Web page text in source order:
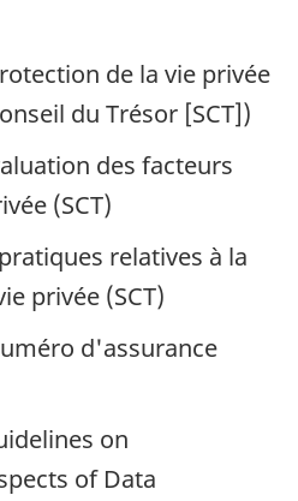
de la vie privée
du Trésor [SCT])
des facteurs
(SCT)
relatives à la
privée (SCT)
d'assurance
on
of Data